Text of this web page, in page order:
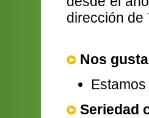
dirección de
Nos
Seriedad